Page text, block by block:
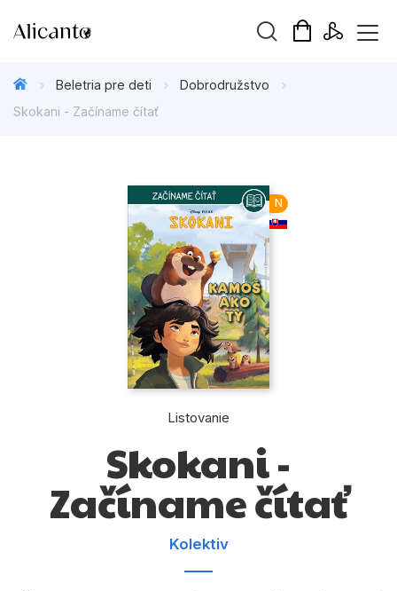
Beletria pre deti
Beletria pre dospelých
Darčekové publikácie
Doplnkový sortiment
Kalendáre, diáre
Populárno - náučné pre deti
Beletria pre deti
Dobrodružstvo
Skokani - Začíname čítať
N
Listovanie
Skokani -
Začíname čítať
Kolektiv